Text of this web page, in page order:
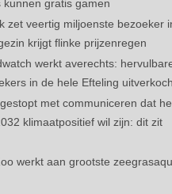
kunnen gratis gamen
zet veertig miljoenste bezoeker
krijgt flinke prijzenregen
werkt averechts:
in de hele Efteling
met communiceren dat
klimaatpositief wil zijn: dit zit
werkt aan grootste